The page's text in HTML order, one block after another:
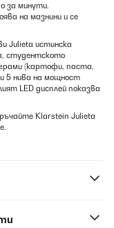
за минути.
на мазнини и се
Julieta истинска
студентското
(картофи, паста,
и 5 нива на мощност
LED дисплей показва
Klarstein Julieta